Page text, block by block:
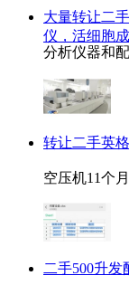
大量转让二
仪，活细胞
分析仪器和
转让二手英
空压机11个
二手500升